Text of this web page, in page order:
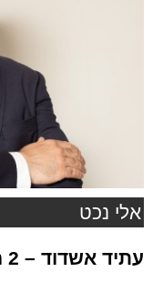
אלי נכט
עתיד אשדוד – 2 מנדטים - 8,507 קולות